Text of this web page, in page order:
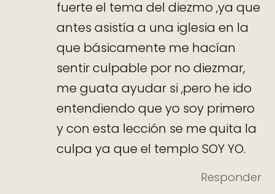
fuerte el tema del diezmo ,ya que
antes asistía a una iglesia en la
que básicamente me hacían
sentir culpable por no diezmar,
me guata ayudar si ,pero he ido
entendiendo que yo soy primero
y con esta lección se me quita la
culpa ya que el templo SOY YO.
Responder